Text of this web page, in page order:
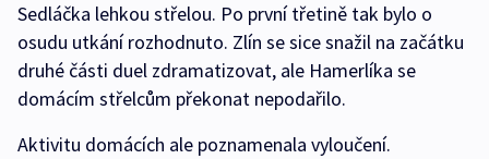
Sedláčka lehkou střelou. Po první třetině tak bylo o
osudu utkání rozhodnuto. Zlín se sice snažil na začátku
druhé části duel zdramatizovat, ale Hamerlíka se
domácím střelcům překonat nepodařilo.
Aktivitu domácích ale poznamenala vyloučení.